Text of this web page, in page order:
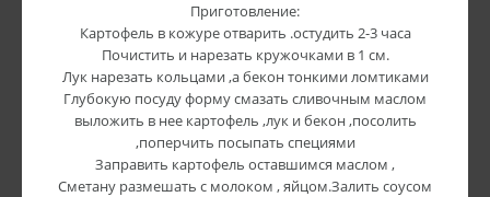
Приготовление:
Картофель в кожуре отварить .остудить 2-3 часа
Почистить и нарезать кружочками в 1 см.
Лук нарезать кольцами ,а бекон тонкими ломтиками
Глубокую посуду форму смазать сливочным маслом
выложить в нее картофель ,лук и бекон ,посолить
,поперчить посыпать специями
Заправить картофель оставшимся маслом ,
Сметану размешать с молоком , яйцом.Залить соусом